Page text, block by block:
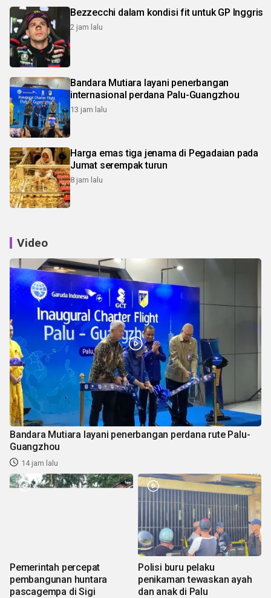
Bezzecchi dalam kondisi fit untuk GP Inggris
2 jam lalu
Bandara Mutiara layani penerbangan
internasional perdana Palu-Guangzhou
13 jam lalu
Harga emas tiga jenama di Pegadaian pada
Jumat serempak turun
8 jam lalu
Video
Bandara Mutiara layani penerbangan perdana rute Palu-
Guangzhou
14 jam lalu
Pemerintah percepat
pembangunan huntara
pascagempa di Sigi
Polisi buru pelaku
penikaman tewaskan ayah
dan anak di Palu